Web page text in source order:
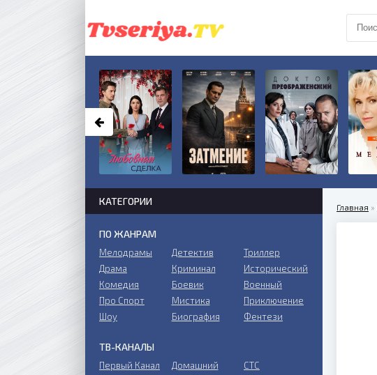
Главная »
КАТЕГОРИИ
ПО ЖАНРАМ
Мелодрамы
Драма
Комедия
Про Спорт
Шоу
Детектив
Криминал
Боевик
Мистика
Биография
Триллер
Исторический
Военный
Приключение
Фентези
ТВ-КАНАЛЫ
Первый Канал
Домашний
СТС